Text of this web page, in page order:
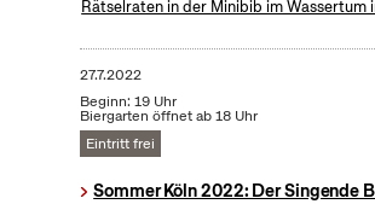
Rätselraten in der Minibib im Wassertum
27.7.2022
Beginn: 19 Uhr
Biergarten öffnet ab 18 Uhr
Eintritt frei
Sommer Köln 2022: Der Singende